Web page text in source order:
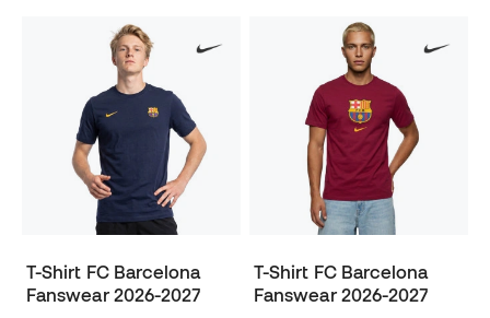
T-Shirt FC Barcelona
Fanswear 2026-2027
T-Shirt FC Barcelona
Fanswear 2026-2027